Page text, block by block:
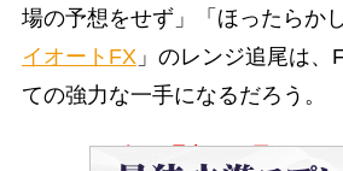
場の予想をせず」「ほったらか
イオートFX 」のレンジ追尾は、
ての強力な一手になるだろう。
今なら最大10000円キャッシ